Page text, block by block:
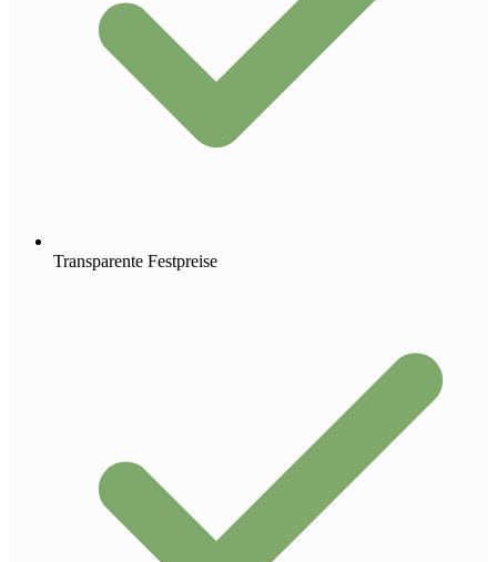
Transparente Festpreise